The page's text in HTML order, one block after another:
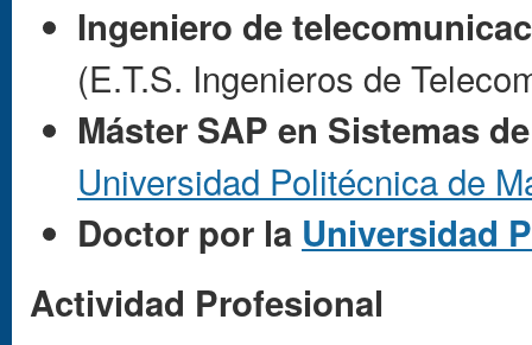
Ingeniero de
(E.T.S. Ingenieros de
Máster SAP en Sistemas
Universidad Politécnica de
Doctor por la Universidad
Actividad Profesional